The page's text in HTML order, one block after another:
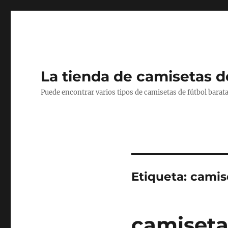
La tienda de camisetas
Puede encontrar varios tipos de camisetas de fútbol
Etiqueta: